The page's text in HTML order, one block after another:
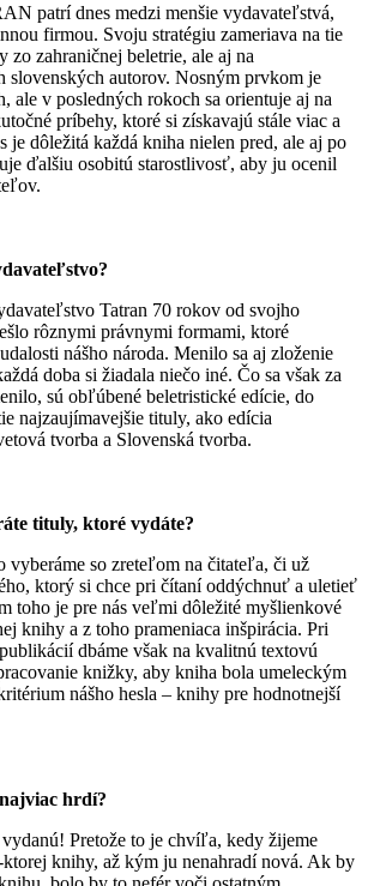
patrí dnes medzi menšie vydavateľstvá,
firmou. Svoju stratégiu zameriava na tie
zo zahraničnej beletrie, ale aj na
slovenských autorov. Nosným prvkom je
ale v posledných rokoch sa orientuje aj na
príbehy, ktoré si získavajú stále viac a
je dôležitá každá kniha nielen pred, ale aj po
ďalšiu osobitú starostlivosť, aby ju ocenil
Tatran 70 rokov od svojho
rôznymi právnymi formami, ktoré
nášho národa. Menilo sa aj zloženie
doba si žiadala niečo iné. Čo sa však za
sú obľúbené beletristické edície, do
najzaujímavejšie tituly, ako edícia
tvorba a Slovenská tvorba.
tituly, ktoré vydáte?
vyberáme so zreteľom na čitateľa, či už
ktorý si chce pri čítaní oddýchnuť a uletieť
toho je pre nás veľmi dôležité myšlienkové
knihy a z toho prameniaca inšpirácia. Pri
dbáme však na kvalitnú textovú
knižky, aby kniha bola umeleckým
nášho hesla – knihy pre hodnotnejší
hrdí?
Pretože to je chvíľa, kedy žijeme
knihy, až kým ju nenahradí nová. Ak by